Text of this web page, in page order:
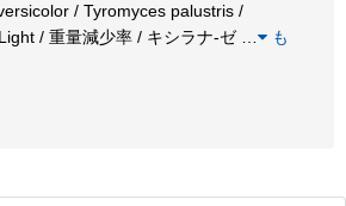
/ Tyromyces palustris /
/ 重量減少率 / キシラナ-ゼ
も